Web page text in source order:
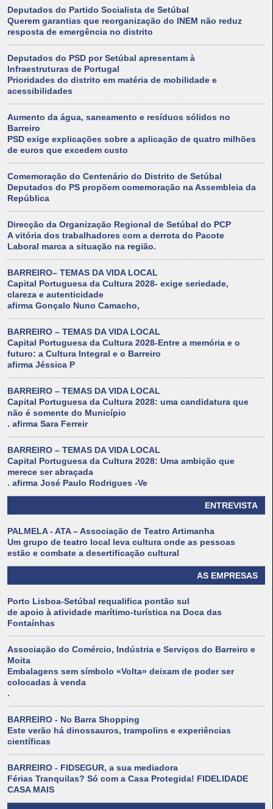
Deputados do Partido Socialista de Setúbal
Querem garantias que reorganização do INEM não reduz
resposta de emergência no distrito
Deputados do PSD por Setúbal apresentam à
Infraestruturas de Portugal
Prioridades do distrito em matéria de mobilidade e
acessibilidades
Aumento da água, saneamento e resíduos sólidos no
Barreiro
PSD exige explicações sobre a aplicação de quatro milhões
de euros que excedem custo
Comemoração do Centenário do Distrito de Setúbal
Deputados do PS propõem comemoração na Assembleia da
República
Direcção da Organização Regional de Setúbal do PCP
A vitória dos trabalhadores com a derrota do Pacote
Laboral marca a situação na região.
BARREIRO– TEMAS DA VIDA LOCAL
Capital Portuguesa da Cultura 2028- exige seriedade,
clareza e autenticidade
afirma Gonçalo Nuno Camacho,
BARREIRO – TEMAS DA VIDA LOCAL
Capital Portuguesa da Cultura 2028-Entre a memória e o
futuro: a Cultura Integral e o Barreiro
afirma Jéssica P
BARREIRO – TEMAS DA VIDA LOCAL
Capital Portuguesa da Cultura 2028: uma candidatura que
não é somente do Município
. afirma Sara Ferreir
BARREIRO – TEMAS DA VIDA LOCAL
Capital Portuguesa da Cultura 2028: Uma ambição que
merece ser abraçada
. afirma José Paulo Rodrigues -Ve
ENTREVISTA
PALMELA - ATA – Associação de Teatro Artimanha
Um grupo de teatro local leva cultura onde as pessoas
estão e combate a desertificação cultural
AS EMPRESAS
Porto Lisboa-Setúbal requalifica pontão sul
de apoio à atividade marítimo-turística na Doca das
Fontaínhas
Associação do Comércio, Indústria e Serviços do Barreiro e
Moita
Embalagens sem símbolo «Volta» deixam de poder ser
colocadas à venda
.
BARREIRO - No Barra Shopping
Este verão há dinossauros, trampolins e experiências
científicas
BARREIRO - FIDSEGUR, a sua mediadora
Férias Tranquilas? Só com a Casa Protegida! FIDELIDADE
CASA MAIS